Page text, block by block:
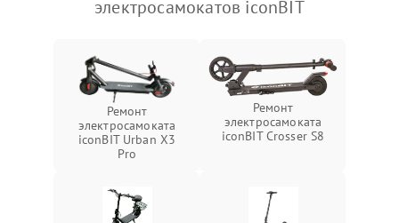
электросамокатов iconBIT
Ремонт
электросамоката
iconBIT Urban X3
Pro
Ремонт
электросамоката
iconBIT Crosser S8